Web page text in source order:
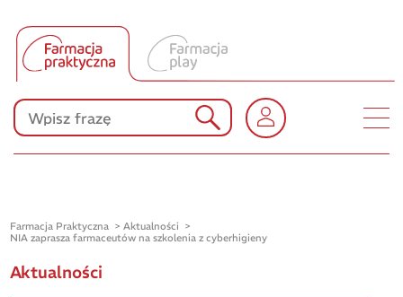
Produkty Polpharmy
KONKURSY
Farmacja Praktyczna
Aktualności
NIA zaprasza farmaceutów na szkolenia z cyberhigieny
Aktualności